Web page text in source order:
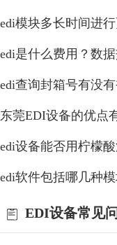
edi模块多长时间进
edi是什么费用？数据
edi查询封箱号有没有
东莞EDI设备的优点
edi设备能否用柠檬酸
edi软件包括哪几种
EDI设备常见
基本要求，然而当
edi出水电阻率一
电阻率被广泛应用
编辑出水电阻率的